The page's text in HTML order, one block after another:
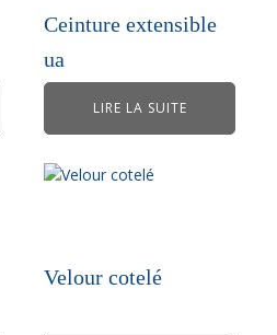
Ceinture extensible
ua
LIRE LA SUITE
Velour cotelé